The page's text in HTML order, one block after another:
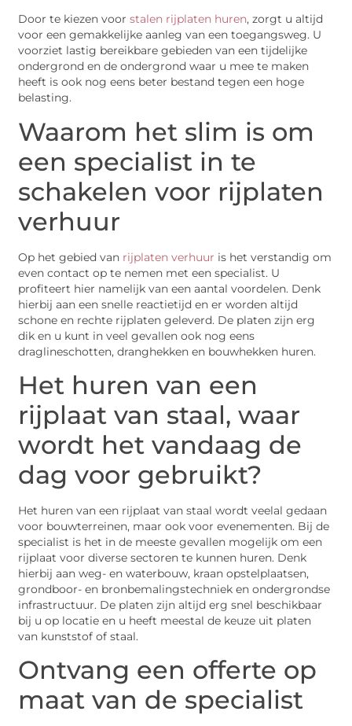
Door te kiezen voorstalen rijplaten huren, zorgt u altijd
voor een gemakkelijke aanleg van een toegangsweg. U
voorziet lastig bereikbare gebieden van een tijdelijke
ondergrond en de ondergrond waar u mee te maken
heeft is ook nog eens beter bestand tegen een hoge
belasting.
Waarom het slim is om
een specialist in te
schakelen voor rijplaten
verhuur
Op het gebied van rijplaten verhuur is het verstandig om
even contact op te nemen met een specialist. U
profiteert hier namelijk van een aantal voordelen. Denk
hierbij aan een snelle reactietijd en er worden altijd
schone en rechte rijplaten geleverd. De platen zijn erg
dik en u kunt in veel gevallen ook nog eens
draglineschotten, dranghekken en bouwhekken huren.
Het huren van een
rijplaat van staal, waar
wordt het vandaag de
dag voor gebruikt?
Het huren van een rijplaat van staal wordt veelal gedaan
voor bouwterreinen, maar ook voor evenementen. Bij de
specialist is het in de meeste gevallen mogelijk om een
rijplaat voor diverse sectoren te kunnen huren. Denk
hierbij aan weg- en waterbouw, kraan opstelplaatsen,
grondboor- en bronbemalingstechniek en ondergrondse
infrastructuur. De platen zijn altijd erg snel beschikbaar
bij u op locatie en u heeft meestal de keuze uit platen
van kunststof of staal.
Ontvang een offerte op
maat van de specialist